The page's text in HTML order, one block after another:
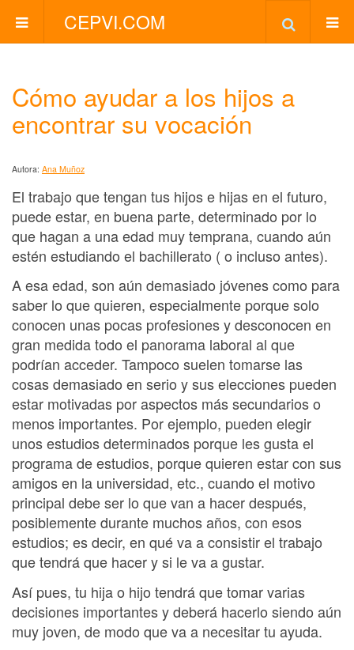
CEPVI.COM
Cómo ayudar a los hijos a
encontrar su vocación
Autora: Ana Muñoz
El trabajo que tengan tus hijos e hijas en el futuro,
puede estar, en buena parte, determinado por lo
que hagan a una edad muy temprana, cuando aún
estén estudiando el bachillerato ( o incluso antes).
A esa edad, son aún demasiado jóvenes como para
saber lo que quieren, especialmente porque solo
conocen unas pocas profesiones y desconocen en
gran medida todo el panorama laboral al que
podrían acceder. Tampoco suelen tomarse las
cosas demasiado en serio y sus elecciones pueden
estar motivadas por aspectos más secundarios o
menos importantes. Por ejemplo, pueden elegir
unos estudios determinados porque les gusta el
programa de estudios, porque quieren estar con sus
amigos en la universidad, etc., cuando el motivo
principal debe ser lo que van a hacer después,
posiblemente durante muchos años, con esos
estudios; es decir, en qué va a consistir el trabajo
que tendrá que hacer y si le va a gustar.
Así pues, tu hija o hijo tendrá que tomar varias
decisiones importantes y deberá hacerlo siendo aún
muy joven, de modo que va a necesitar tu ayuda.